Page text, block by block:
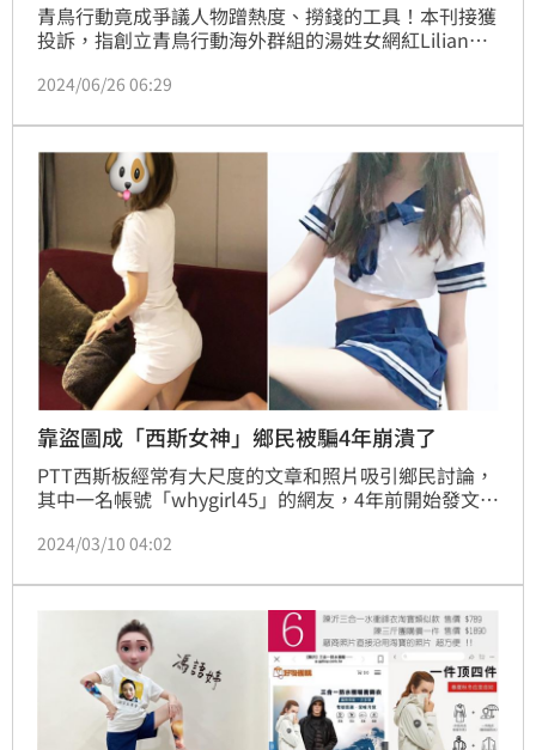
青鳥行動竟成爭議人物蹭熱度、撈錢的工具！本刊接獲
投訴，指創立青鳥行動海外群組的湯姓女網紅Lilian，
加入，對外募款、接受專訪，Lilian本身涉嫌用鋼管舞
等人的書給波士頓圖書館，還嗆聲以「台灣通緝犯」身
分參加美國聯邦晚宴。劉等人事後雖退群，卻抹黑、分
化海外青鳥團隊，主辦方除嚴正切割，也呼籲大家不要
2024/06/26 06:29
靠盜圖成「西斯女神」鄉民被騙4年崩潰了
PTT西斯板經常有大尺度的文章和照片吸引鄉民討論，
其中一名帳號「whygirl45」的網友，4年前開始發文，
「whygirl45」就被揭穿，照片全都是盜圖或是靠AI生
測她本尊究竟是男是女，引發討論。
2024/03/10 04:02